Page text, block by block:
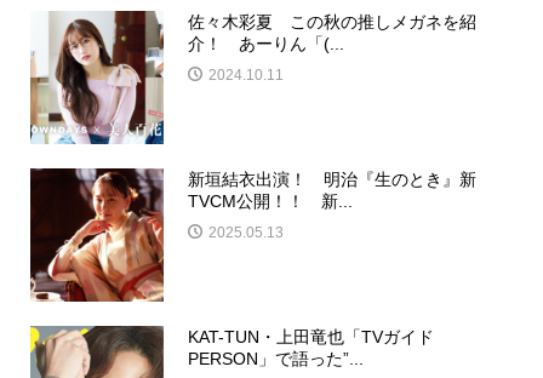
佐々木彩夏 この秋の推しメガネを紹
介！ あーりん「(...
2024.10.11
新垣結衣出演！ 明治『生のとき』新
TVCM公開！！ 新...
2025.05.13
KAT-TUN・上田竜也「TVガイド
PERSON」で語った”...